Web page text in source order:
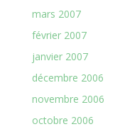
mars 2007
février 2007
janvier 2007
décembre 2006
novembre 2006
octobre 2006